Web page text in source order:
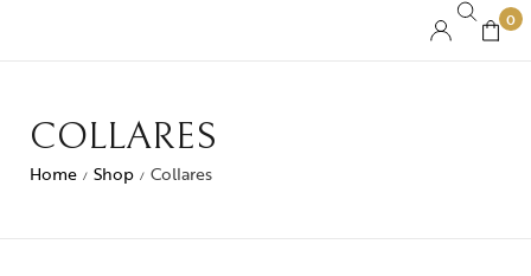
0
COLLARES
Home / Shop / Collares